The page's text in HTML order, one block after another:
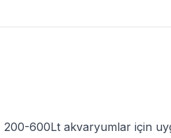
200-600Lt akvaryumlar için